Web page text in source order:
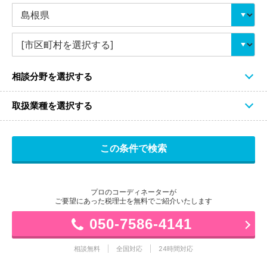
相談分野を選択する
取扱業種を選択する
プロのコーディネーターが
ご要望にあった税理士を無料でご紹介いたします
050-7586-4141
相談無料 全国対応 24時間対応